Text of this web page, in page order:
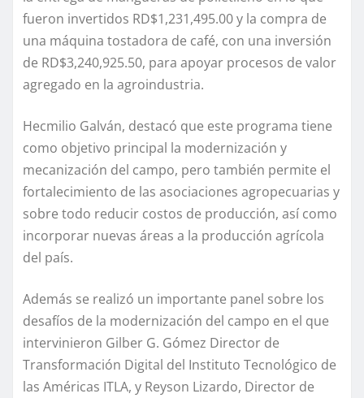
fueron invertidos RD$1,231,495.00 y la compra de
una máquina tostadora de café, con una inversión
de RD$3,240,925.50, para apoyar procesos de valor
agregado en la agroindustria.
Hecmilio Galván, destacó que este programa tiene
como objetivo principal la modernización y
mecanización del campo, pero también permite el
fortalecimiento de las asociaciones agropecuarias y
sobre todo reducir costos de producción, así como
incorporar nuevas áreas a la producción agrícola
del país.
Además se realizó un importante panel sobre los
desafíos de la modernización del campo en el que
intervinieron Gilber G. Gómez Director de
Transformación Digital del Instituto Tecnológico de
las Américas ITLA, y Reyson Lizardo, Director de